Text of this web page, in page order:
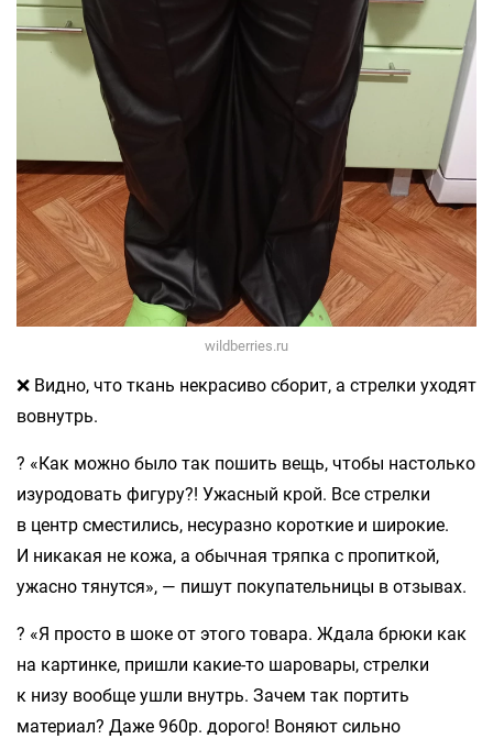
wildberries.ru
❌ Видно, что ткань некрасиво сборит, а стрелки уходят
вовнутрь.
? «Как можно было так пошить вещь, чтобы настолько
изуродовать фигуру?! Ужасный крой. Все стрелки
в центр сместились, несуразно короткие и широкие.
И никакая не кожа, а обычная тряпка с пропиткой,
ужасно тянутся», — пишут покупательницы в отзывах.
? «Я просто в шоке от этого товара. Ждала брюки как
на картинке, пришли какие-то шаровары, стрелки
к низу вообще ушли внутрь. Зачем так портить
материал? Даже 960р. дорого! Воняют сильно